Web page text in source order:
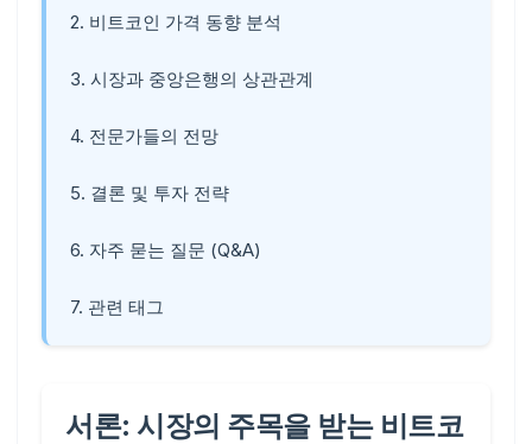
2. 비트코인 가격 동향 분석
3. 시장과 중앙은행의 상관관계
4. 전문가들의 전망
5. 결론 및 투자 전략
6. 자주 묻는 질문 (Q&A)
7. 관련 태그
서론: 시장의 주목을 받는 비트코